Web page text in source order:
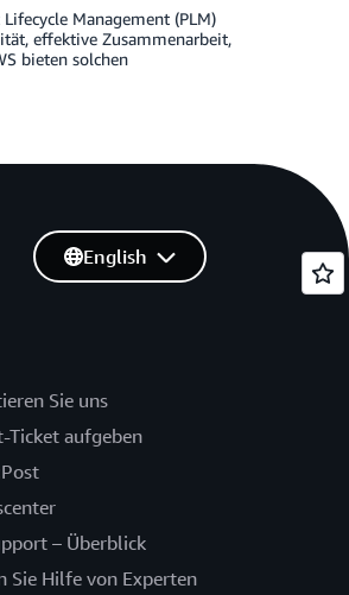
Management (PLM)
effektive Zusammenarbeit,
bieten solchen
Sie uns
Ticket aufgeben
– Überblick
Sie Hilfe von Experten
English